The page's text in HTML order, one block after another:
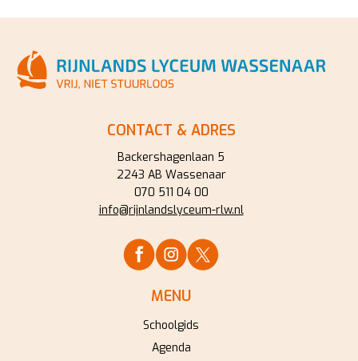
CONTACT & ADRES
Backershagenlaan 5
2243 AB Wassenaar
070 511 04 00
info@rijnlandslyceum-rlw.nl
MENU
Schoolgids
Agenda